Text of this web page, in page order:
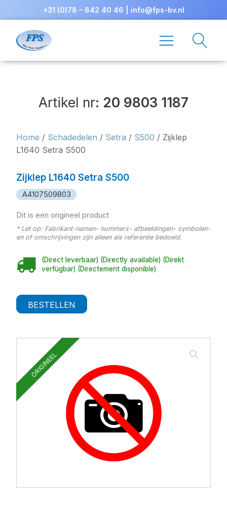
+31 (0)78 – 842 40 46 info@fps-bv.nl
Artikel nr: 20 9803 1187
Home / Schadedelen / Setra / S500 / Zijklep
L1640 Setra S500
ORIGINEEL
Zijklep L1640 Setra S500
A4107509803
Dit is een origineel product
* Let op: Fabrikant-namen- nummers- afbeeldingen- symbolen-
en of omschrijvingen zijn alleen als referentie bedoeld.
(Direct leverbaar) (Directly available) (Direkt
verfügbar) (Directement disponible)
BESTELLEN